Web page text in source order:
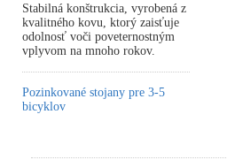
Stabilná konštrukcia, vyrobená z
kvalitného kovu, ktorý zaisťuje
odolnosť voči poveternostným
vplyvom na mnoho rokov.
Pozinkované stojany pre 3-5
bicyklov